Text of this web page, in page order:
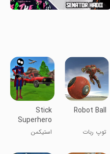
Robot Ball
توپ ربات
Stick
Superhero
استیکمن